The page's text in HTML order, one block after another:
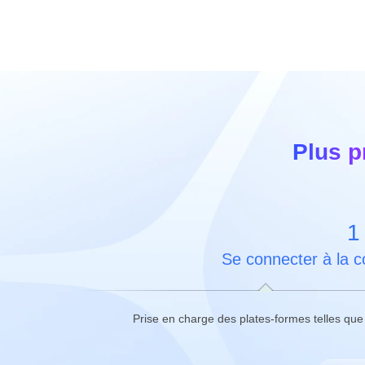
Plus
1
Se connecter à la
Prise en charge des plates-formes telles